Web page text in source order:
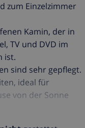
zum Einzelzimmer
Kamin, der in
TV und DVD im
ist.
sind sehr gepflegt.
ideal für
von der Sonne